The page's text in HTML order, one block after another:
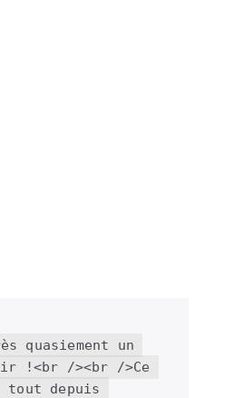
quasiement un
!<br /><br />Ce
depuis